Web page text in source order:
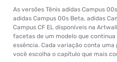
As versões Tênis adidas Campus
adidas Campus 00s Beta, adidas
Campus CF EL disponíveis na
facetas de um modelo que
essência. Cada variação conta
você escolha o capítulo que mais